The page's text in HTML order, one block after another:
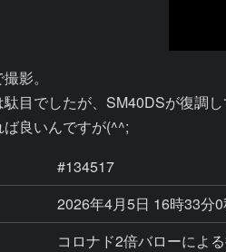
影。
目でしたが、SM40DSが復調
良いんですが(^^;
#134517
2026年4月5日 16時33分
コロナド2倍バローによ